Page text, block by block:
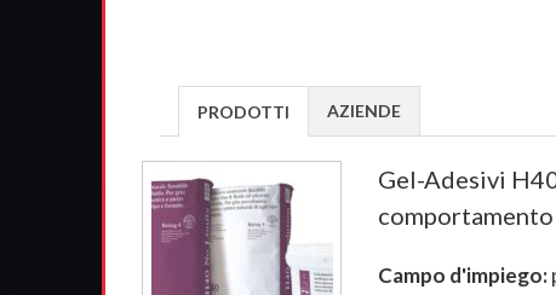
PRODOTTI AZIENDE
Gel-Adesivi
comportamento
Campo d'impiego: